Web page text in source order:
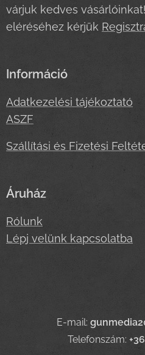
várjuk kedves
eléréséhez kérjük
Információ
Adatkezelési tájékoztató
ASZF
Szállítási és Fizetési
Áruház
Rólunk
Lépj velünk kapcsolatba
E-mail:
Telefonszám: